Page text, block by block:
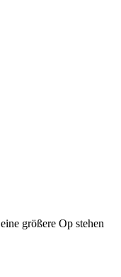
größere Op stehen